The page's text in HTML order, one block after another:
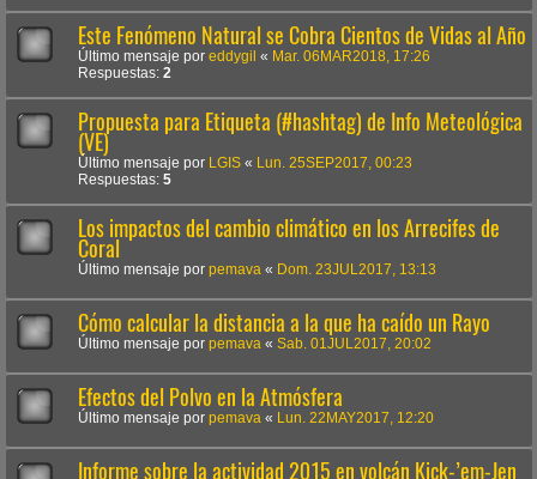
Este Fenómeno Natural se Cobra Cientos de Vidas al Año
Último mensaje por eddygil « Mar. 06MAR2018, 17:26
Respuestas: 2
Propuesta para Etiqueta (#hashtag) de Info Meteológica
(VE)
Último mensaje por LGIS «
Lun. 25SEP2017, 00:23
Respuestas: 5
Los impactos del cambio climático en los Arrecifes de
Coral
Último mensaje por pemava « Dom. 23JUL2017, 13:13
Cómo calcular la distancia a la que ha caído un Rayo
Último mensaje por pemava « Sab. 01JUL2017, 20:02
Efectos del Polvo en la Atmósfera
Último mensaje por pemava « Lun. 22MAY2017, 12:20
Informe sobre la actividad 2015 en volcán Kick-’em-Jen